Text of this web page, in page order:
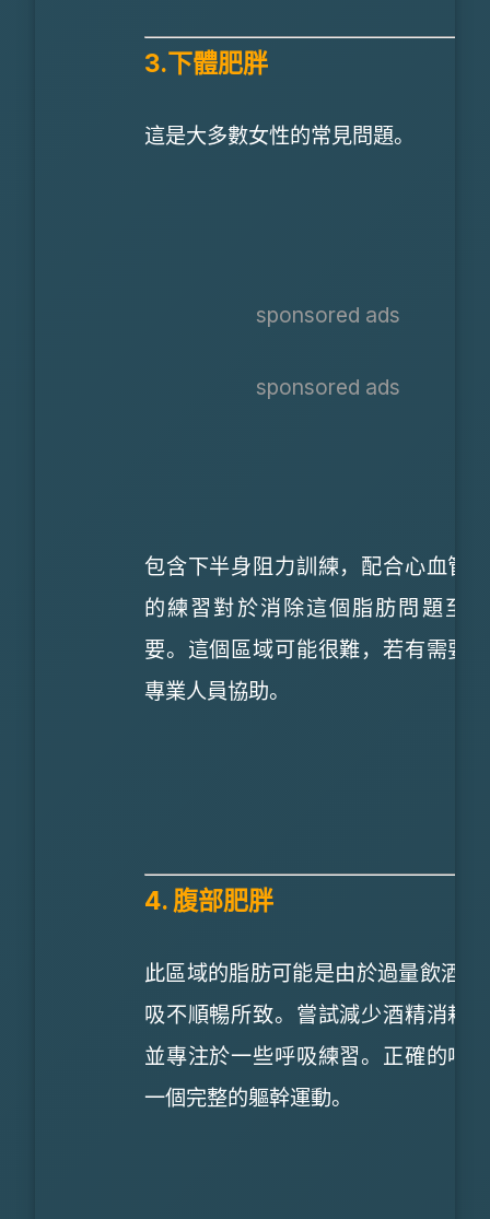
3.下體肥胖
這是大多數女性的常見問題。
sponsored ads
sponsored ads
包含下半身阻力訓練，配合心血管
的練習對於消除這個脂肪問題至
要。這個區域可能很難，若有需要
專業人員協助。
4. 腹部肥胖
此區域的脂肪可能是由於過量飲酒和
吸不順暢所致。嘗試減少酒精消耗
並專注於一些呼吸練習。正確的呼
一個完整的軀幹運動。